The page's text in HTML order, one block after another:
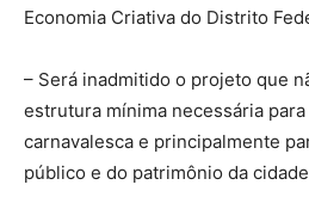
Economia Criativa do Distrito
– Será inadmitido o projeto que
estrutura mínima necessária
carnavalesca e principalmente
público e do patrimônio da